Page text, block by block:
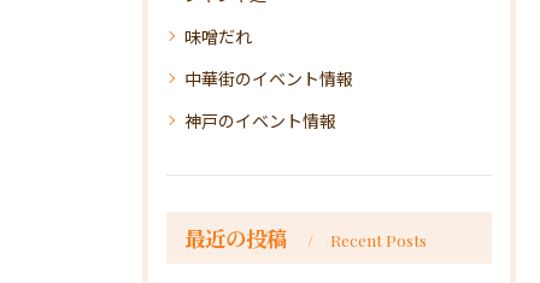
味噌だれ
中華街のイベント情報
神戸のイベント情報
最近の投稿 Recent Posts